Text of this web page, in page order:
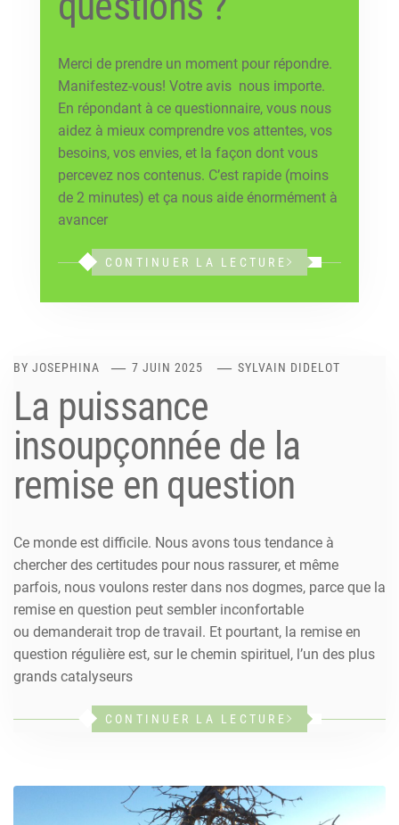
Merci de prendre un moment pour répondre.
Manifestez-vous! Votre avis nous importe.
En répondant à ce questionnaire, vous nous
aidez à mieux comprendre vos attentes, vos
besoins, vos envies, et la façon dont vous
percevez nos contenus. C’est rapide (moins
de 2 minutes) et ça nous aide énormément à
avancer
CONTINUER LA LECTURE
BY JOSEPHINA 7 JUIN 2025 SYLVAIN DIDELOT
La puissance
insoupçonnée de la
remise en question
Ce monde est difficile. Nous avons tous tendance à
chercher des certitudes pour nous rassurer, et même
parfois, nous voulons rester dans nos dogmes, parce que la
remise en question peut sembler inconfortable
ou demanderait trop de travail. Et pourtant, la remise en
question régulière est, sur le chemin spirituel, l’un des plus
grands catalyseurs
CONTINUER LA LECTURE